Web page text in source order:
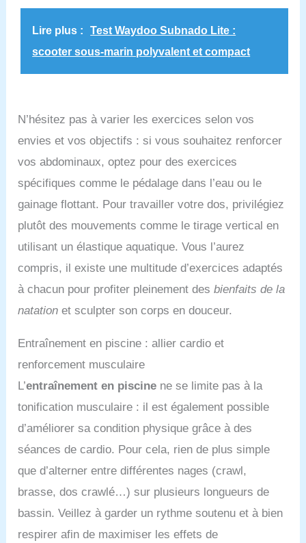
Lire plus :
Test Waydoo Subnado Lite :
scooter sous-marin polyvalent et compact
N’hésitez pas à varier les exercices selon vos
envies et vos objectifs : si vous souhaitez renforcer
vos abdominaux, optez pour des exercices
spécifiques comme le pédalage dans l’eau ou le
gainage flottant. Pour travailler votre dos, privilégiez
plutôt des mouvements comme le tirage vertical en
utilisant un élastique aquatique. Vous l’aurez
compris, il existe une multitude d’exercices adaptés
à chacun pour profiter pleinement desbienfaits de la
natation et sculpter son corps en douceur.
Entraînement en piscine : allier cardio et
renforcement musculaire
L’entraînement en piscine ne se limite pas à la
tonification musculaire : il est également possible
d’améliorer sa condition physique grâce à des
séances de cardio. Pour cela, rien de plus simple
que d’alterner entre différentes nages (crawl,
brasse, dos crawlé…) sur plusieurs longueurs de
bassin. Veillez à garder un rythme soutenu et à bien
respirer afin de maximiser les effets de